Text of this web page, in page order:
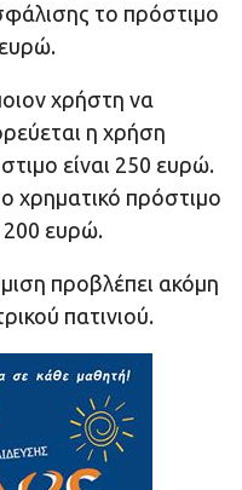
το πρόστιμο
χρήστη να
η χρήση
είναι 250 ευρώ.
χρηματικό πρόστιμο
200 ευρώ.
προβλέπει ακόμη
πατινιού.